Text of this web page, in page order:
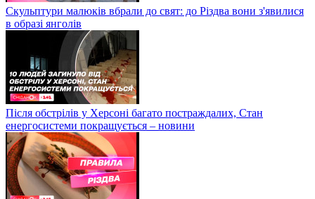
Скульптури малюків вбрали до свят: до Різдва вони з'явилися
в образі янголів
Після обстрілів у Херсоні багато постраждалих, Стан
енергосистеми покращується – новини